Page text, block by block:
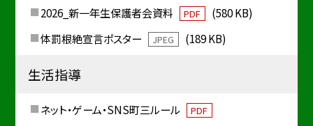
2026_新一年生保護者会資料
PDF
(580 KB)
体罰根絶宣言ポスター
JPEG (189 KB)
生活指導
ネット・ゲーム・SNS町三ルール PDF